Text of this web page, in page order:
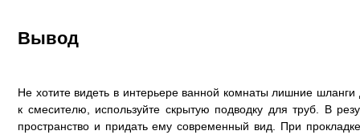
Вывод
Не хотите видеть в интерьере ванной комнаты лишние
к смесителю, используйте скрытую подводку для труб. В
пространство и придать ему современный вид. При